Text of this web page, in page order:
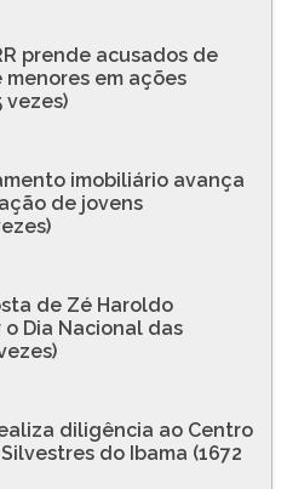
prende acusados de
em ações
vezes)
imobiliário avança
de jovens
de Zé Haroldo
Dia Nacional das
diligência ao Centro
do Ibama (1672